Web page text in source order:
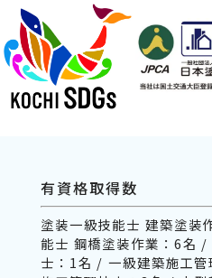
有資格取得数
塗装一級技能士 建築塗装
能士 鋼橋塗装作業：6名 /
士：1名 / 一級建築施工